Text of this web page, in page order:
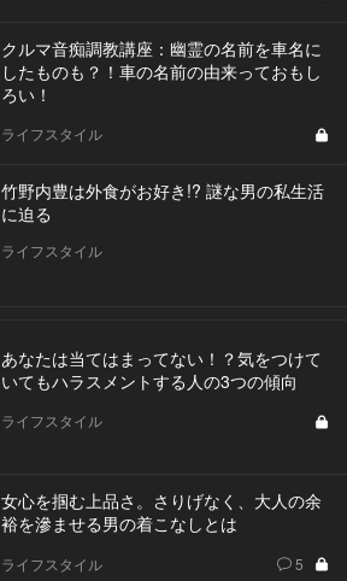
クルマ音痴調教講座：幽霊の名前を車名に
したものも？！車の名前の由来っておもし
ろい！
ライフスタイル
竹野内豊は外食がお好き!? 謎な男の私生活
に迫る
ライフスタイル
あなたは当てはまってない！？気をつけて
いてもハラスメントする人の3つの傾向
ライフスタイル
女心を掴む上品さ。さりげなく、大人の余
裕を滲ませる男の着こなしとは
ライフスタイル 5